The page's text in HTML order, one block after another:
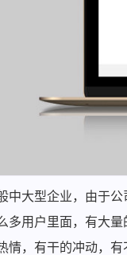
中大型企业，由于
多用户里面，有大
情，有干的冲动，